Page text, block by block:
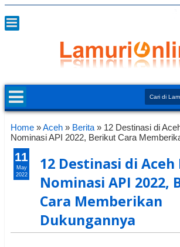
Home »Aceh » Berita » 12 Destinasi di
Nominasi API 2022, Berikut Cara
12 Destinasi di Aceh
Nominasi API 2022,
Cara Memberikan
Dukungannya
11
May
2022